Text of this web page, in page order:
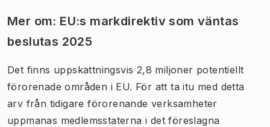
Mer om: EU:s markdirektiv som väntas
beslutas 2025
Det finns uppskattningsvis 2,8 miljoner potentiellt
förorenade områden i EU. För att ta itu med detta
arv från tidigare förorenande verksamheter
uppmanas medlemsstaterna i det föreslagna